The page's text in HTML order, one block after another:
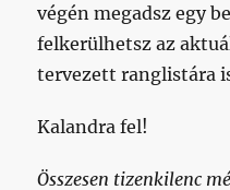
végén megadsz egy
felkerülhetsz az
tervezett ranglistára
Kalandra fel!
Összesen tizenkilenc